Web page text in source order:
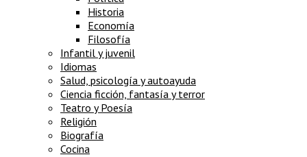
Historia
Economía
Filosofía
Infantil y juvenil
Idiomas
Salud, psicología y autoayuda
Ciencia ficción, fantasía y terror
Teatro y Poesía
Religión
Biografía
Cocina